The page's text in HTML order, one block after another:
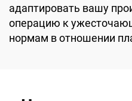
адаптировать вашу
операцию к
нормам в отношении